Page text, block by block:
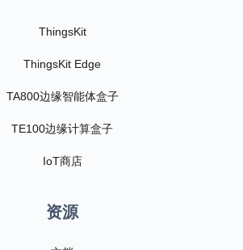
ThingsKit
ThingsKit Edge
TA800边缘智能体盒子
TE100边缘计算盒子
IoT商店
资源